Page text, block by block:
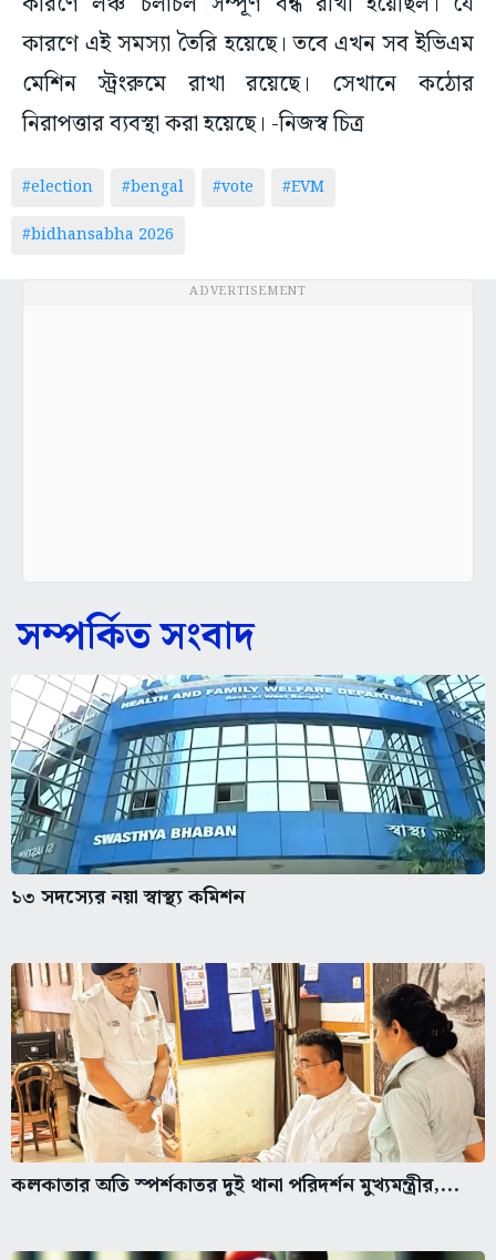
কারণে এই সমস্যা তৈরি হয়েছে। তবে এখন সব ইভিএম
মেশিন স্ট্রংরুমে রাখা রয়েছে। সেখানে কঠোর
নিরাপত্তার ব্যবস্থা করা হয়েছে। -নিজস্ব চিত্র
#election #bengal #vote
#EVM
#bidhansabha 2026
ADVERTISEMENT
সম্পর্কিত সংবাদ
১৩ সদস্যের নয়া স্বাস্থ্য কমিশন
কলকাতার অতি স্পর্শকাতর দুই থানা পরিদর্শন মুখ্যমন্ত্রীর,...